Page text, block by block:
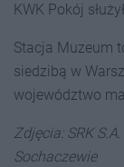
KWK Pokój
Stacja Muzeum
siedzibą w
województwo
Zdjęcia: SRK
Sochaczewie